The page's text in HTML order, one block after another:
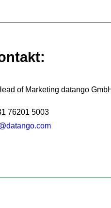
of Marketing datango
76201 5003